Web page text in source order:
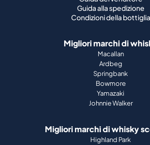
Macallan
Ardbeg
Yamazaki
Johnnie Walker
Migliori marchi di whisky
Highland Park
Laphroaig
Ardbeg
Glenmorangie